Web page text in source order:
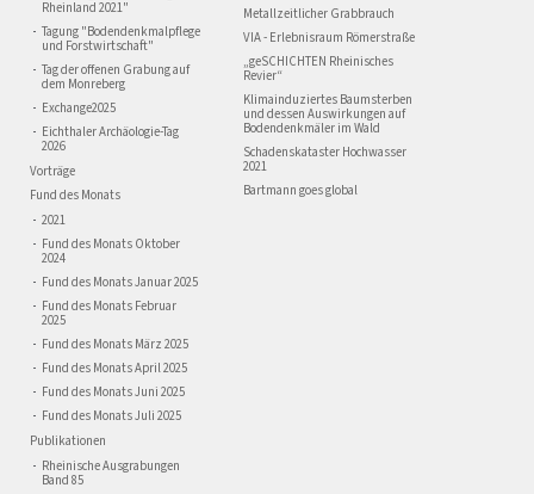
Rheinland 2021"
Tagung "Bodendenkmalpflege
und Forstwirtschaft"
Tag der offenen Grabung auf
dem Monreberg
Exchange2025
Eichthaler Archäologie-Tag
2026
Vorträge
Fund des Monats
2021
Fund des Monats Oktober
2024
Fund des Monats Januar 2025
Fund des Monats Februar
2025
Fund des Monats März 2025
Fund des Monats April 2025
Fund des Monats Juni 2025
Fund des Monats Juli 2025
Publikationen
Rheinische Ausgrabungen
Band 85
Metallzeitlicher Grabbrauch
VIA - Erlebnisraum Römerstraße
„geSCHICHTEN Rheinisches
Revier“
Klimainduziertes Baumsterben
und dessen Auswirkungen auf
Bodendenkmäler im Wald
Schadenskataster Hochwasser
2021
Bartmann goes global